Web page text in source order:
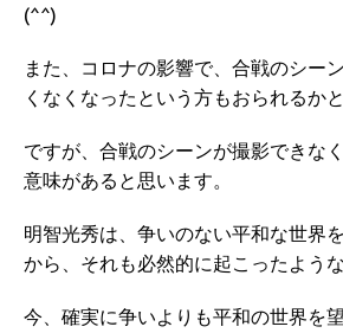
(^^)
また、コロナの影響で、合戦のシー
くなくなったという方もおられるか
ですが、合戦のシーンが撮影できな
意味があると思います。
明智光秀は、争いのない平和な世界
から、それも必然的に起こったような
今、確実に争いよりも平和の世界を